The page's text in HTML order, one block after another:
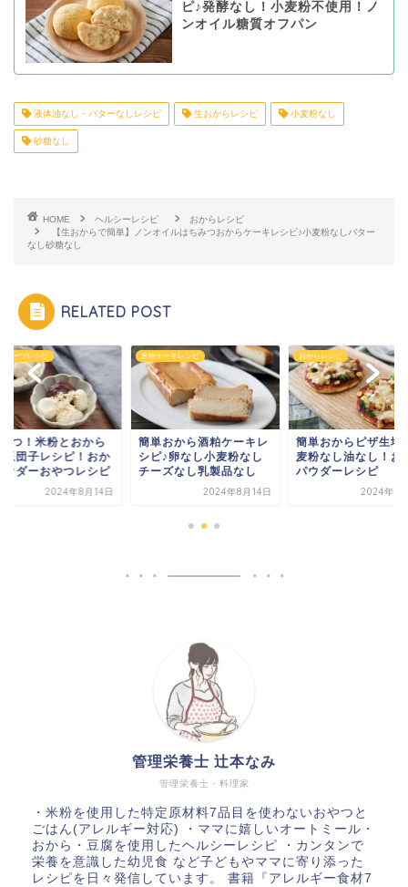
ピ♪発酵なし！小麦粉不使用！ノ
ンオイル糖質オフパン
液体油なし・バターなしレシピ 生おからレシピ 小麦粉なし
砂糖なし
HOME ヘルシーレシピ
おからレシピ
【生おからで簡単】ノンオイルはちみつおからケーキレシピ♪小麦粉なしバター
なし砂糖なし
RELATED POST
イーツレシピ
2つ！米粉とおから
玉団子レシピ！おか
ウダーおやつレシピ
2024年8月14日
米粉ケーキレシピ
簡単おから酒粕ケーキレ
シピ♪卵なし小麦粉なし
チーズなし乳製品なし
2024年8月14日
おからレシピ
簡単おからピザ生地
麦粉なし油なし！お
パウダーレシピ
2024年8
管理栄養士・料理家
管理栄養士 辻本なみ
・米粉を使用した特定原材料7品目を使わないおやつと
ごはん(アレルギー対応) ・ママに嬉しいオートミール・
おから・豆腐を使用したヘルシーレシピ ・カンタンで
栄養を意識した幼児食 など子どもやママに寄り添った
レシピを日々発信しています。 書籍『アレルギー食材7